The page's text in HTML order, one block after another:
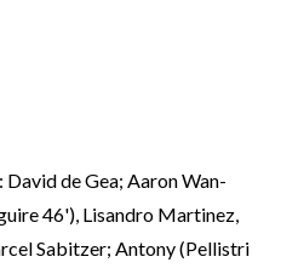
de Gea; Aaron Wan-
46'), Lisandro Martinez,
Sabitzer; Antony (Pellistri